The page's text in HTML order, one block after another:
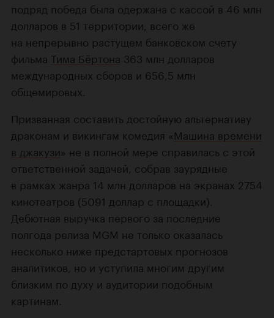
подряд победа была одержана с кассой в 46 млн
долларов в 51 территории, всего же
на непрерывно растущем банковском счету
фильма Тима Бёртона 363 млн долларов
международных сборов и 656,5 млн
общемировых.
Призванная составить достойную альтернативу
драконам и викингам комедия «Машина времени
в джакузи» не в полной мере справилась с этой
ответственной задачей, собрав заурядные
в рамках жанра 14 млн долларов на экранах 2754
кинотеатров (5091 доллар с площадки).
Дебютная выручка первого за последние
полгода релиза MGM не только оказалась
несколько ниже предстартовых прогнозов
аналитиков, но и уступила многим другим
близким по духу и аудитории подобным
картинам.